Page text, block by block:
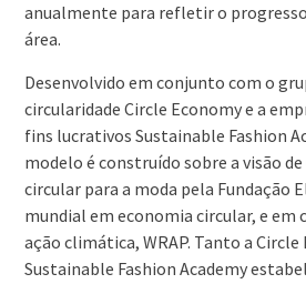
anualmente para refletir o
área.
Desenvolvido em conjunto com o
circularidade Circle Economy e a
fins lucrativos Sustainable Fashion
modelo é construído sobre a visão
circular para a moda pela Fundação
mundial em economia circular, e em
ação climática, WRAP. Tanto a Circle
Sustainable Fashion Academy